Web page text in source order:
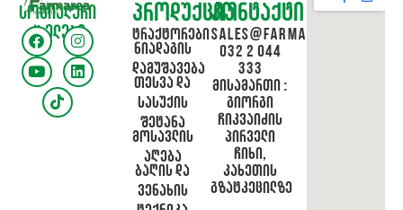
სოციალური
ქსელები
პროდუქცია
ტრაქტორები
ნიადაგის
დამუშავება
თესვა და
სასუქის
შეტანა
მოსავლის
აღება
ბაღის და
ვენახის
კონტაქტი
sales@farmarea.ge
032 2 044
333
მისამართი :
გიორგი
ჩიკვაიძის
პირველი
ჩიხი,
კახეთის
გზატკეცილზე